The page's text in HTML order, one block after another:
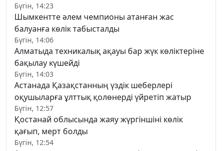
Бүгін, 14:23
Шымкентте әлем чемпионы атанған жас
балуанға көлік табысталды
Бүгін, 14:06
Алматыда техникалық ақауы бар жүк көліктеріне
бақылау күшейді
Бүгін, 14:03
Астанада Қазақстанның үздік шеберлері
оқушыларға ұлттық қолөнерді үйретіп жатыр
Бүгін, 12:57
Қостанай облысында жаяу жүргіншіні көлік
қағып, мерт болды
Бүгін, 12:54